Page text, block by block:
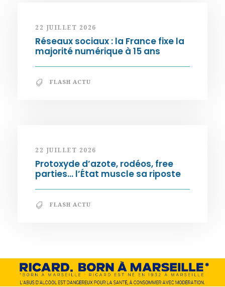
22 JUILLET 2026
Réseaux sociaux : la France fixe la
majorité numérique à 15 ans
FLASH ACTU
22 JUILLET 2026
Protoxyde d’azote, rodéos, free
parties… l’État muscle sa riposte
FLASH ACTU